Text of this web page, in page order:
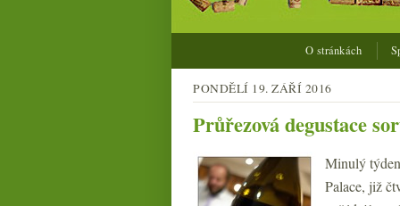
O stránkách
PONDĚLÍ 19. ZÁŘÍ 2016
Průřezová degustace
Minulý
Palace, již